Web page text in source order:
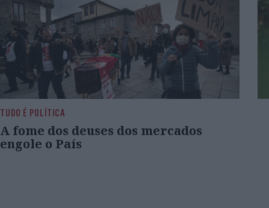
TUDO É POLÍTICA
A fome dos deuses dos mercados
engole o País